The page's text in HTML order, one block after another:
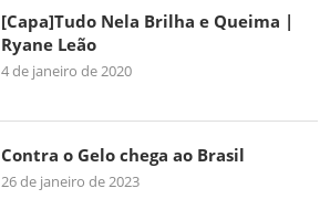
[Capa]Tudo Nela Brilha e Queima |
Ryane Leão
4 de janeiro de 2020
Contra o Gelo chega ao Brasil
26 de janeiro de 2023